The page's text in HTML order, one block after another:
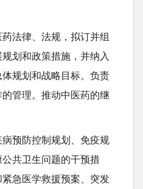
药法律、法规，拟订并组
划和政策措施，并纳入
规划和战略目标。负责
管理。推动中医药的继
病预防控制规划、免疫规
共卫生问题的干预措
急医学救援预案、突发